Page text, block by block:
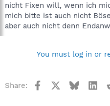
nicht Fixen will, wenn ich
mich bitte ist auch nicht
aber auch nicht denn
You must log in or
Share: Facebook Bluesky